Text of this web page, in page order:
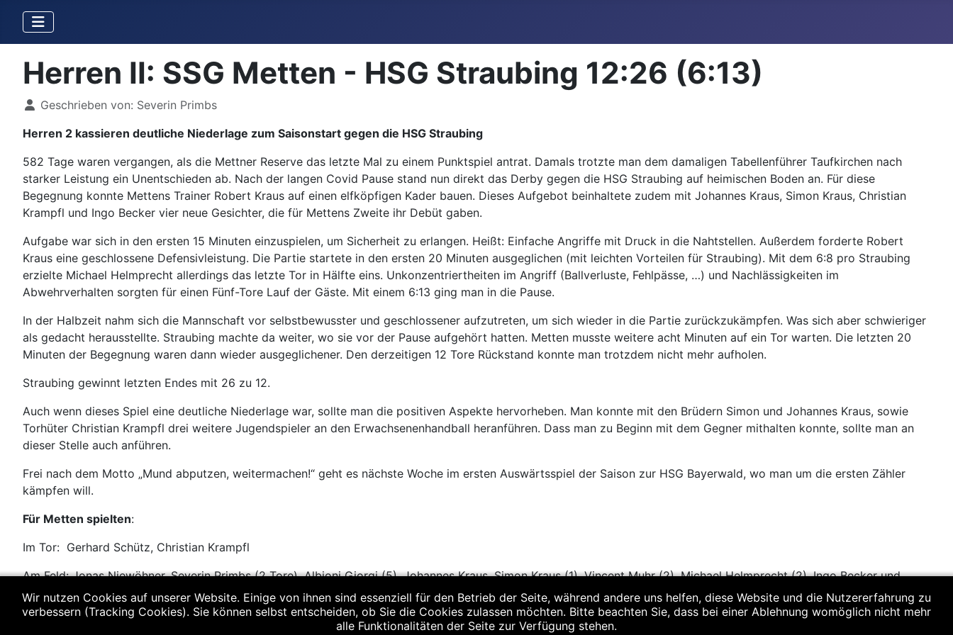
Herren II: SSG Metten - HSG Straubing 12:26 (6:13)
DetailsGeschrieben von: Severin Primbs
Herren 2 kassieren deutliche Niederlage zum Saisonstart gegen die HSG Straubing
582 Tage waren vergangen, als die Mettner Reserve das letzte Mal zu einem Punktspiel antrat. Damals trotzte man dem damaligen Tabellenführer Taufkirchen nach
starker Leistung ein Unentschieden ab. Nach der langen Covid Pause stand nun direkt das Derby gegen die HSG Straubing auf heimischen Boden an. Für diese
Begegnung konnte Mettens Trainer Robert Kraus auf einen elfköpfigen Kader bauen. Dieses Aufgebot beinhaltete zudem mit Johannes Kraus, Simon Kraus, Christian
Krampfl und Ingo Becker vier neue Gesichter, die für Mettens Zweite ihr Debüt gaben.
Aufgabe war sich in den ersten 15 Minuten einzuspielen, um Sicherheit zu erlangen. Heißt: Einfache Angriffe mit Druck in die Nahtstellen. Außerdem forderte Robert
Kraus eine geschlossene Defensivleistung. Die Partie startete in den ersten 20 Minuten ausgeglichen (mit leichten Vorteilen für Straubing). Mit dem 6:8 pro Straubing
erzielte Michael Helmprecht allerdings das letzte Tor in Hälfte eins. Unkonzentriertheiten im Angriff (Ballverluste, Fehlpässe, …) und Nachlässigkeiten im
Abwehrverhalten sorgten für einen Fünf-Tore Lauf der Gäste. Mit einem 6:13 ging man in die Pause.
In der Halbzeit nahm sich die Mannschaft vor selbstbewusster und geschlossener aufzutreten, um sich wieder in die Partie zurückzukämpfen. Was sich aber schwieriger
als gedacht herausstellte. Straubing machte da weiter, wo sie vor der Pause aufgehört hatten. Metten musste weitere acht Minuten auf ein Tor warten. Die letzten 20
Minuten der Begegnung waren dann wieder ausgeglichener. Den derzeitigen 12 Tore Rückstand konnte man trotzdem nicht mehr aufholen.
Straubing gewinnt letzten Endes mit 26 zu 12.
Auch wenn dieses Spiel eine deutliche Niederlage war, sollte man die positiven Aspekte hervorheben. Man konnte mit den Brüdern Simon und Johannes Kraus, sowie
Torhüter Christian Krampfl drei weitere Jugendspieler an den Erwachsenenhandball heranführen. Dass man zu Beginn mit dem Gegner mithalten konnte, sollte man an
dieser Stelle auch anführen.
Frei nach dem Motto „Mund abputzen, weitermachen!“ geht es nächste Woche im ersten Auswärtsspiel der Saison zur HSG Bayerwald, wo man um die ersten Zähler
kämpfen will.
Für Metten spielten:
Im Tor: Gerhard Schütz, Christian Krampfl
Am Feld: Jonas Niewöhner, Severin Primbs (2 Tore), Albioni Giorgi (5), Johannes Kraus, Simon Kraus (1), Vincent Muhr (2), Michael Helmprecht (2), Ingo Becker und
Herbert Wolf.
Vorheriger Beitrag: Herren II: HSG Bayerwald - SSG Metten 22:16 (11:7)
Wir nutzen Cookies auf unserer Website. Einige von ihnen sind essenziell für den Betrieb der Seite, während andere uns helfen, diese Website und die Nutzererfahrung zu
verbessern (Tracking Cookies). Sie können selbst entscheiden, ob Sie die Cookies zulassen möchten. Bitte beachten Sie, dass bei einer Ablehnung womöglich nicht mehr
alle Funktionalitäten der Seite zur Verfügung stehen.